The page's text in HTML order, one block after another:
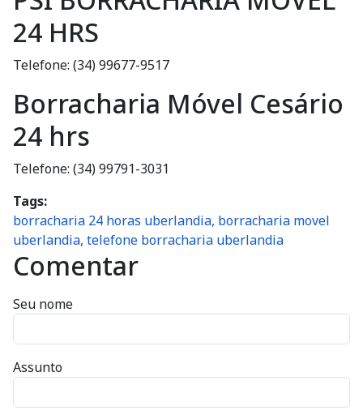
24 HRS
Telefone: (34) 99677-9517
Borracharia Móvel Cesário
24 hrs
Telefone: (34) 99791-3031
Tags
borracharia 24 horas uberlandia, borracharia movel
uberlandia, telefone borracharia uberlandia
Comentar
Seu nome
Assunto